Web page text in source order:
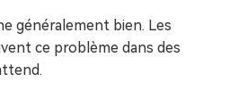
généralement bien. Les
ce problème dans des